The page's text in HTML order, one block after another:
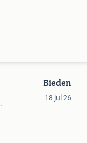
Bieden
18 jul 26